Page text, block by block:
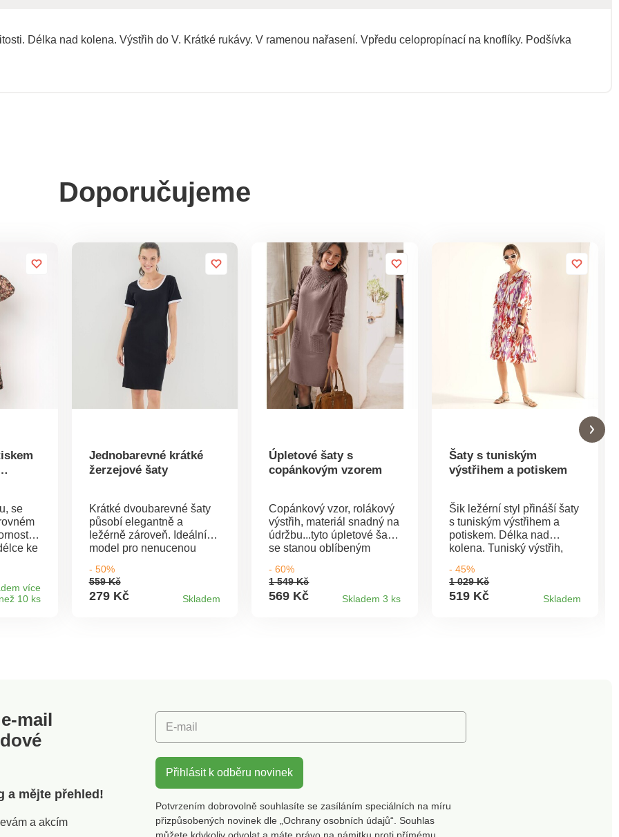
Délka nad kolena. Výstřih do V. Krátké rukávy. V ramenou nařasení. Vpředu celopropínací na knoflíky. Podšívka
Doporučujeme
se
ke
více
než 10 ks
Jednobarevné krátké
žerzejové šaty
Krátké dvoubarevné šaty
působí elegantně a
ležérně zároveň. Ideální
model pro nenucenou
krátké rukávy s
kontrastním žebrovaným
zakončením 1x1. Rovný
platných norem. Lze prát v
- 50%
559 Kč
279 Kč Skladem
Úpletové šaty s
copánkovým vzorem
Copánkový vzor, rolákový
výstřih, materiál snadný na
údržbu...tyto úpletové šaty
se stanou oblíbeným
sezónu! Moderní střih.
Copánkový vzor na horním
dílu trupu, rukávech a
- 60%
1 549 Kč
569 Kč Skladem 3 ks
Šaty s tuniským
výstřihem a potiskem
Šik ležérní styl přináší šaty
s tuniským výstřihem a
potiskem. Délka nad
kolena. Tuniský výstřih,
pasu. Motýlí rukávy k
loktům. Rozšířený spodní
lem se 2 nařasenými
- 45%
1 029 Kč
519 Kč Skladem
mail
a mějte přehled!
a akcím
E-mail
Přihlásit k odběru novinek
Potvrzením dobrovolně souhlasíte se zasíláním speciálních na míru
přizpůsobených novinek dle „Ochrany osobních údajů“. Souhlas
můžete kdykoliv odvolat a máte právo na námitku proti přímému